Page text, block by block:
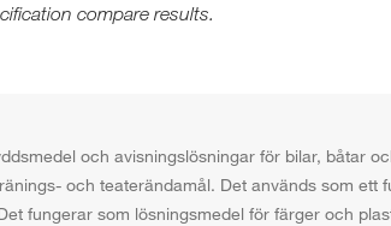
compare results.
och avisningslösningar för bilar, båtar
och teaterändamål. Det används som ett
fungerar som lösningsmedel för färger och